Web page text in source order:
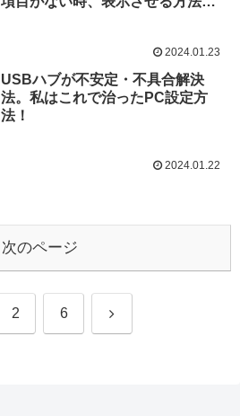
2024.01.23
USBハブが不安定・不具合解決
法。私はこれで治ったPC設定方
法！
2024.01.22
次のページ
2 6 次